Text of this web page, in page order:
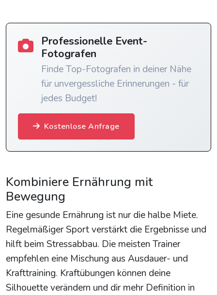
Professionelle Event-
Fotografen
Finde Top-Fotografen in deiner Nähe
für unvergessliche Erinnerungen - für
jedes Budget!
Kostenlose Anfrage
Kombiniere Ernährung mit
Bewegung
Eine gesunde Ernährung ist nur die halbe Miete.
Regelmäßiger Sport verstärkt die Ergebnisse und
hilft beim Stressabbau. Die meisten Trainer
empfehlen eine Mischung aus Ausdauer- und
Krafttraining. Kraftübungen können deine
Silhouette verändern und dir mehr Definition in